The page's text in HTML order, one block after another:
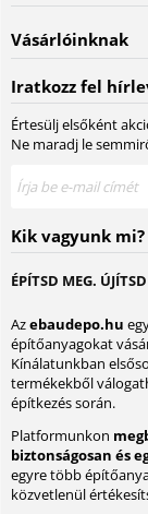
Vásárlóinknak
Iratkozz fel
Értesülj elsőként
Ne maradj le
Kik vagyunk mi?
ÉPÍTSD MEG.
Azebaudepo.hu
építőanyagokat
Kínálatunkban
termékekből
építkezés során.
Platformunkon
biztonságosan és
egyre több
közvetlenül